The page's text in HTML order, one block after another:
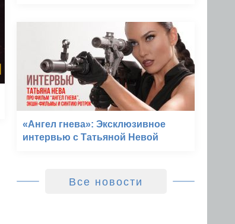
«Ангел гнева»: Эксклюзивное
интервью с Татьяной Невой
Все новости